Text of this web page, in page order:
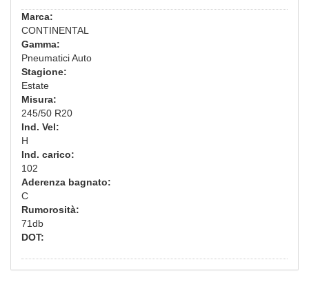
Marca:
CONTINENTAL
Gamma:
Pneumatici Auto
Stagione:
Estate
Misura:
245/50 R20
Ind. Vel:
H
Ind. carico:
102
Aderenza bagnato:
C
Rumorosità:
71db
DOT: